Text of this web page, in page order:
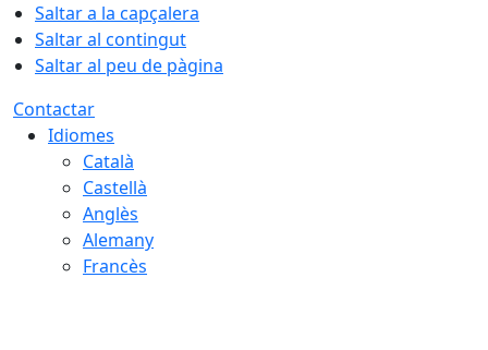
Saltar a la capçalera
Saltar al contingut
Saltar al peu de pàgina
Contactar
Idiomes
Català
Castellà
Anglès
Alemany
Francès